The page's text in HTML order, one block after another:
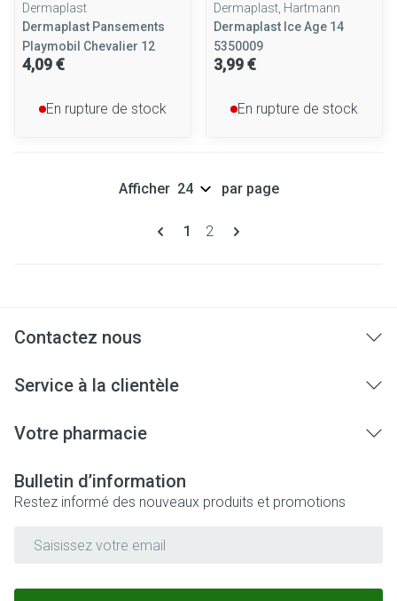
Dermaplast
Dermaplast Pansements
Playmobil Chevalier 12
4,09 €
En rupture de stock
Dermaplast, Hartmann
Dermaplast Ice Age 14
5350009
3,99 €
En rupture de stock
Pages
Vous lisez actuellement la page
1 Page
2
Afficher par page
Contactez nous
Service à la clientèle
Votre pharmacie
Bulletin d’information
Restez informé des nouveaux produits et promotions